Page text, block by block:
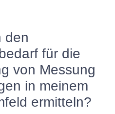
den
für die
von Messung
in meinem
ermitteln?